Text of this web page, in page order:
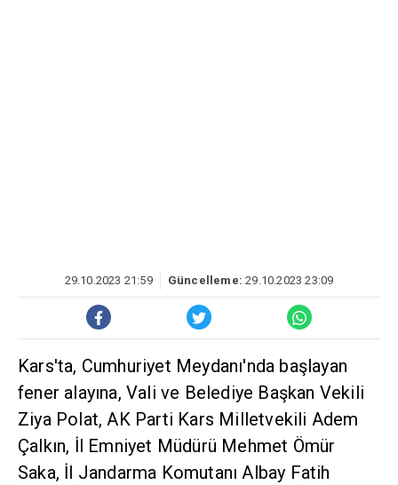
29.10.2023 21:59 Güncelleme: 29.10.2023 23:09
Kars'ta, Cumhuriyet Meydanı'nda başlayan
fener alayına, Vali ve Belediye Başkan Vekili
Ziya Polat, AK Parti Kars Milletvekili Adem
Çalkın, İl Emniyet Müdürü Mehmet Ömür
Saka, İl Jandarma Komutanı Albay Fatih